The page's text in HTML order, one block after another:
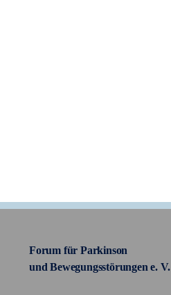
Forum für Parkinson
und Bewegungsstörungen e. V.